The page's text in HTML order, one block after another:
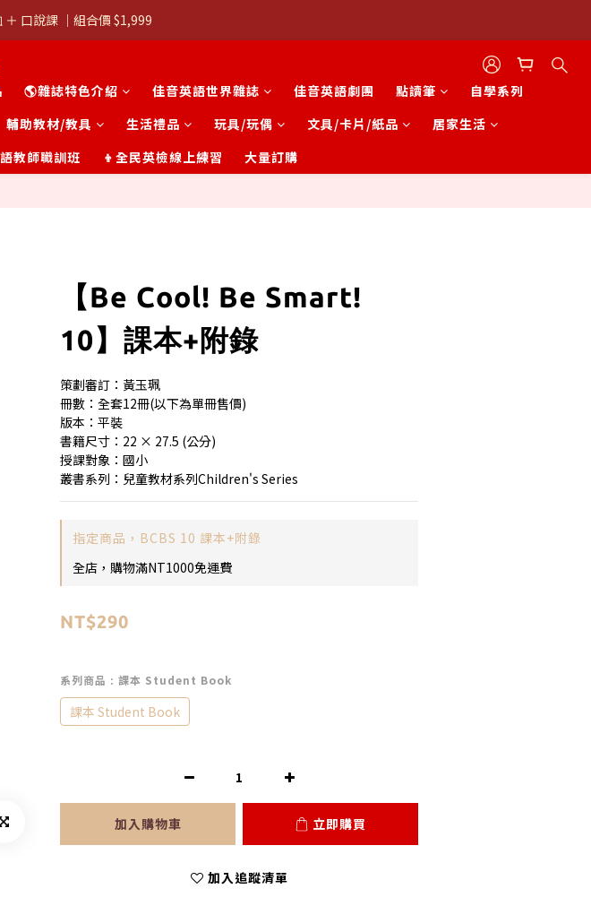
＋ 口說課 ｜組合價 $1,999
＋ 口說課 ｜組合價 $1,999
$1000
口說課 ｜組合價 $1,999
🌎雜誌特色介紹 佳音英語世界雜誌 佳音英語劇團 點讀筆
自學系列
輔助教材/教具 生活禮品 玩具/玩偶 文具/卡片/紙品
居家生活
教師職訓班 👦全民英檢線上練習 大量訂購
【Be Cool! Be Smart!
10】課本+附錄
策劃審訂：黃玉珮
冊數：全套12冊(以下為單冊售價)
版本：平裝
書籍尺寸：22 × 27.5 (公分)
授課對象：國小
叢書系列：兒童教材系列Children's Series
指定商品，BCBS 10 課本+附錄
全店，購物滿NT1000免運費
NT$290
系列商品 : 課本 Student Book
課本 Student Book
加入購物車 立即購買
加入追蹤清單